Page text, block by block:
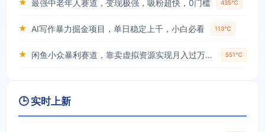
★ 最强中老年人赛道，变现极强，吸粉超快，0门槛 435℃
★ AI写作暴力掘金项目，单日稳定上千，小白必看 113℃
★ 闲鱼小众暴利赛道，靠卖虚拟资源实现月入过万，谁做谁赚钱 551℃
🕒 实时上新